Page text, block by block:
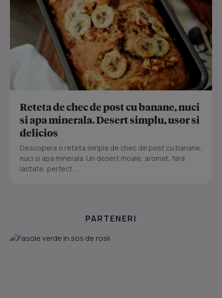
Reteta de chec de post cu banane, nuci
si apa minerala. Desert simplu, usor si
delicios
Descopera o reteta simpla de chec de post cu banane,
nuci si apa minerala. Un desert moale, aromat, fara
lactate, perfect...
PARTENERI